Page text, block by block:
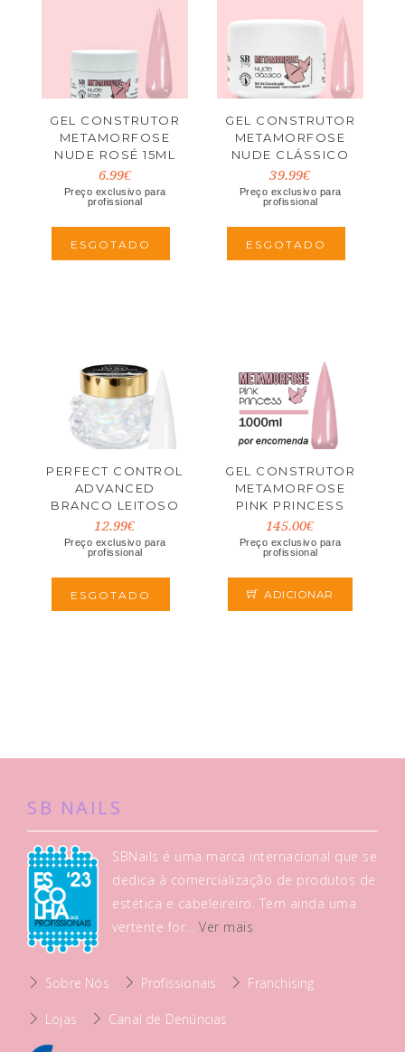
GEL CONSTRUTOR
METAMORFOSE
NUDE ROSÉ 15ML
6.99€
Preço exclusivo para
profissional
ESGOTADO
GEL CONSTRUTOR
METAMORFOSE
NUDE CLÁSSICO
200ML
39.99€
Preço exclusivo para
profissional
ESGOTADO
PERFECT CONTROL
ADVANCED
BRANCO LEITOSO
50ML
12.99€
Preço exclusivo para
profissional
ESGOTADO
GEL CONSTRUTOR
METAMORFOSE
PINK PRINCESS
1000ML
145.00€
Preço exclusivo para
profissional
ADICIONAR
SB NAILS
SBNails é uma marca internacional que se
dedica à comercialização de produtos de
estética e cabeleireiro. Tem ainda uma
vertente for...Ver mais
Sobre Nós Profissionais Franchising
Lojas Canal de Denúncias